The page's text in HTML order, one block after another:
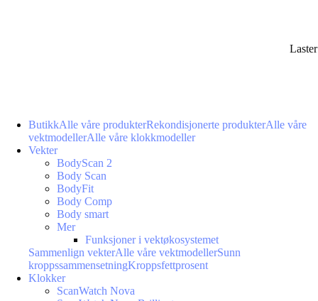
ButikkAlle våre produkterRekondisjonerte produkterAlle våre
vektmodellerAlle våre klokkmodeller
Vekter
BodyScan 2
Body Scan
BodyFit
Body Comp
Body smart
Mer
Funksjoner i vektøkosystemet
Sammenlign vekterAlle våre vektmodellerSunn
kroppssammensetningKroppsfettprosent
Klokker
ScanWatch Nova